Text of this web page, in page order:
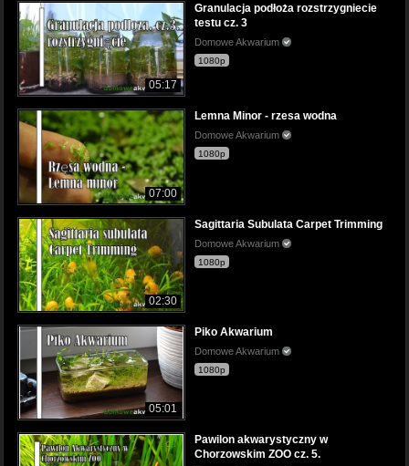
05:17
Granulacja podłoża rozstrzygniecie
testu cz. 3
Domowe Akwarium
1080p
07:00
Lemna Minor - rzesa wodna
Domowe Akwarium
1080p
02:30
Sagittaria Subulata Carpet Trimming
Domowe Akwarium
1080p
05:01
Piko Akwarium
Domowe Akwarium
1080p
Pawilon akwarystyczny w
Chorzowskim ZOO cz. 5.